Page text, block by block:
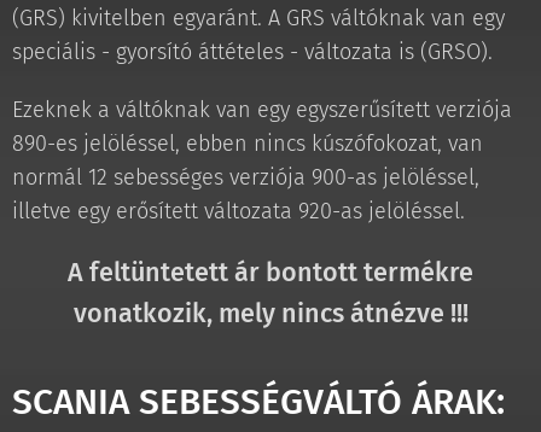
(GRS) kivitelben egyaránt. A GRS váltóknak van egy
speciális - gyorsító áttételes - változata is (GRSO).
Ezeknek a váltóknak van egy egyszerűsített verziója
890-es jelöléssel, ebben nincs kúszófokozat, van
normál 12 sebességes verziója 900-as jelöléssel,
illetve egy erősített változata 920-as jelöléssel.
A feltüntetett ár bontott termékre
vonatkozik, mely nincs átnézve !!!
SCANIA SEBESSÉGVÁLTÓ ÁRAK: